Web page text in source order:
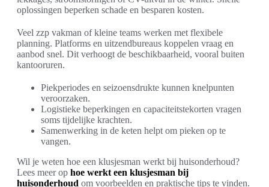
oplossingen beperken schade en besparen kosten.
Veel zzp vakman of kleine teams werken met flexibele
planning. Platforms en uitzendbureaus koppelen vraag en
aanbod snel. Dit verhoogt de beschikbaarheid, vooral buiten
kantooruren.
Piekperiodes en seizoensdrukte kunnen knelpunten
veroorzaken.
Logistieke beperkingen en capaciteitstekorten vragen
soms tijdelijke krachten.
Samenwerking in de keten helpt om pieken op te
vangen.
Wil je weten hoe een klusjesman werkt bij huisonderhoud?
Lees meer op hoe werkt een klusjesman bij
huisonderhoud om voorbeelden en praktische tips te vinden.